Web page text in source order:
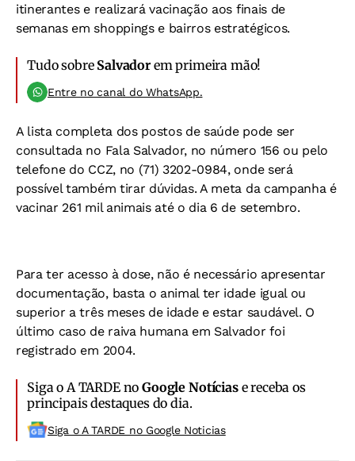
itinerantes e realizará vacinação aos finais de
semanas em shoppings e bairros estratégicos.
Tudo sobre Salvadorem primeira mão!
Entre no canal do WhatsApp.
A lista completa dos postos de saúde pode ser
consultada no Fala Salvador, no número 156 ou pelo
telefone do CCZ, no (71) 3202-0984, onde será
possível também tirar dúvidas. A meta da campanha é
vacinar 261 mil animais até o dia 6 de setembro.
Para ter acesso à dose, não é necessário apresentar
documentação, basta o animal ter idade igual ou
superior a três meses de idade e estar saudável. O
último caso de raiva humana em Salvador foi
registrado em 2004.
Siga o A TARDE noGoogle Notíciase receba os
principais destaques do dia.
Siga o A TARDE no Google Noticias